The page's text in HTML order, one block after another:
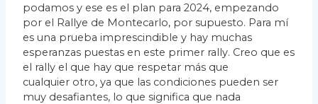
podamos y ese es el plan para 2024, empezando
por el Rallye de Montecarlo, por supuesto. Para mí
es una prueba imprescindible y hay muchas
esperanzas puestas en este primer rally. Creo que es
el rally el que hay que respetar más que
cualquier otro, ya que las condiciones pueden ser
muy desafiantes, lo que significa que nada